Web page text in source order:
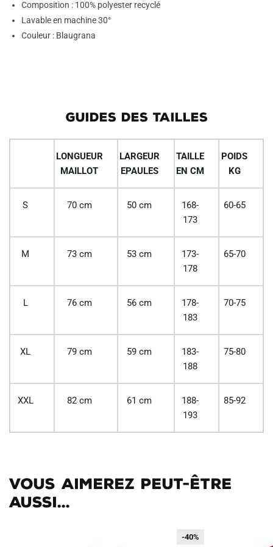
Composition : 100% polyester recyclé
Lavable en machine 30°
Couleur : Blaugrana
GUIDES DES TAILLES
LONGUEUR
MAILLOT
LARGEUR
EPAULES
TAILLE
EN CM
POIDS
KG
S 70 cm 50 cm
168-
173
60-65
M 73 cm 53 cm
173-
178
65-70
L 76 cm 56 cm
178-
183
70-75
XL 79 cm 59 cm
183-
188
75-80
XXL 82 cm 61 cm
188-
193
85-92
Vous aimerez peut-être
aussi...
-40%
-40%